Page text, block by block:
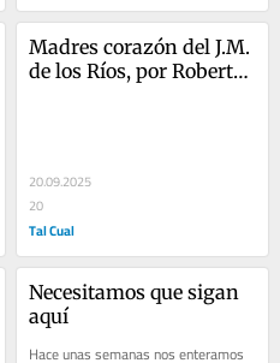
Madres corazón del J.M.
de los Ríos, por Roberto
20.09.2025
20
Tal Cual
Necesitamos que sigan
aquí
Hace unas semanas nos enteramos